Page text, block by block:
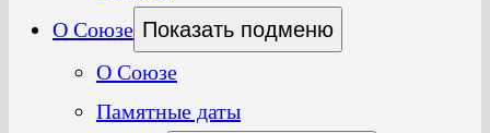
О Союзе Показать подменю
О Союзе
Памятные даты